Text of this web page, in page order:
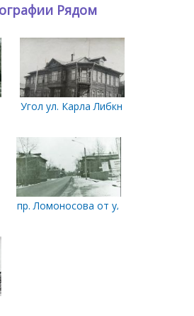
Рядом
между К.Либкнехта и
Угол ул. Карла Либкнехта и пр.
пр. Ломоносова от ул. К.Либкнехта
ул. Энгельса и Карла Либкнехта.